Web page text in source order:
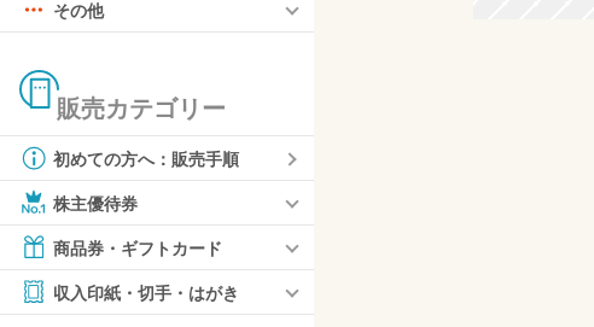
その他
販売カテゴリー
初めての方へ：販売手順
株主優待券
商品券・ギフトカード
収入印紙・切手・はがき